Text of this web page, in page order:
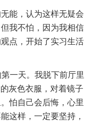
能，认为这样无疑会
我不怕，因为我相信
点，开始了实习生活
一天。我脱下前厅里
灰色衣服，对着镜子
怕自己会后悔，心里
这样，一定要坚持，